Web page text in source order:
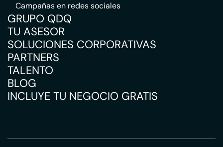
Campañas en redes sociales
GRUPO QDQ
TU ASESOR
SOLUCIONES CORPORATIVAS
PARTNERS
TALENTO
BLOG
INCLUYE TU NEGOCIO GRATIS